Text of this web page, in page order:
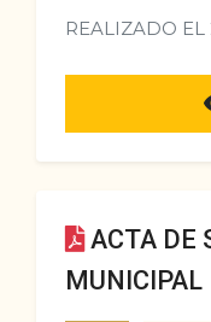
REALIZADO
ACTA DE
MUNICIPAL